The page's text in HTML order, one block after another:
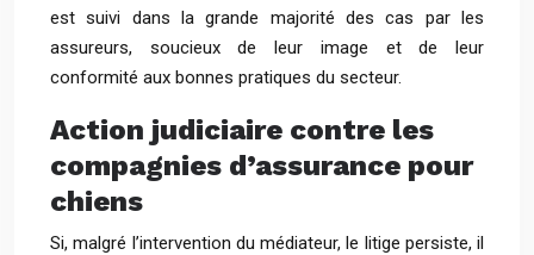
est suivi dans la grande majorité des cas par les
assureurs, soucieux de leur image et de leur
conformité aux bonnes pratiques du secteur.
Action judiciaire contre les
compagnies d’assurance pour
chiens
Si, malgré l’intervention du médiateur, le litige persiste, il